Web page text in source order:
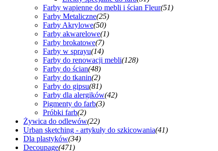
Farby wapienne do mebli i ścian Fleur(51)
Farby Metaliczne(25)
Farby Akrylowe(50)
Farby akwarelowe(1)
Farby brokatowe(7)
Farby w sprayu(14)
Farby do renowacji mebli(128)
Farby do ścian(48)
Farby do tkanin(2)
Farby do gipsu(81)
Farby dla alergików(42)
Pigmenty do farb(3)
Próbki farb(2)
Żywica do odlewów(22)
Urban sketching - artykuły do szkicowania(41)
Dla plastyków(34)
Decoupage(471)